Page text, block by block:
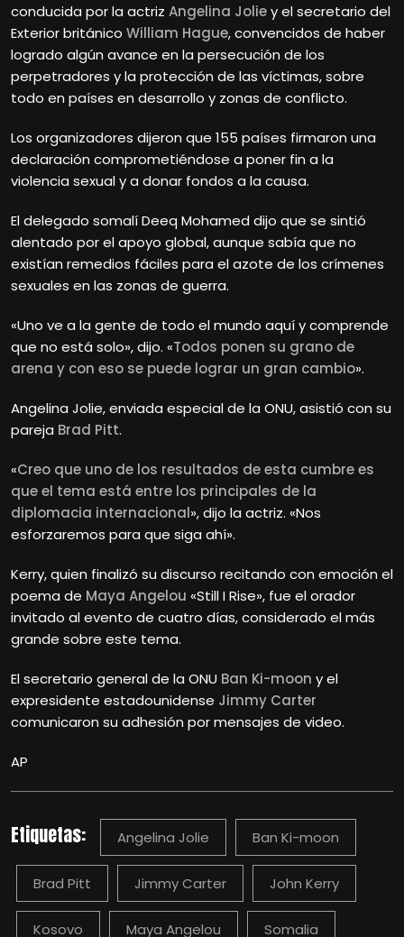
conducida por la actriz Angelina Joliey el secretario del
Exterior británico William Hague, convencidos de haber
logrado algún avance en la persecución de los
perpetradores y la protección de las víctimas, sobre
todo en países en desarrollo y zonas de conflicto.
Los organizadores dijeron que 155 países firmaron una
declaración comprometiéndose a poner fin a la
violencia sexual y a donar fondos a la causa.
El delegado somalí Deeq Mohamed dijo que se sintió
alentado por el apoyo global, aunque sabía que no
existían remedios fáciles para el azote de los crímenes
sexuales en las zonas de guerra.
«Uno ve a la gente de todo el mundo aquí y comprende
que no está solo», dijo. «Todos ponen su grano de
arena y con eso se puede lograr un gran cambio».
Angelina Jolie, enviada especial de la ONU, asistió con su
pareja Brad Pitt.
«Creo que uno de los resultados de esta cumbre es
que el tema está entre los principales de la
diplomacia internacional», dijo la actriz. «Nos
esforzaremos para que siga ahí».
Kerry, quien finalizó su discurso recitando con emoción el
poema de Maya Angelou «Still I Rise», fue el orador
invitado al evento de cuatro días, considerado el más
grande sobre este tema.
El secretario general de la ONU Ban Ki-moon y el
expresidente estadounidense Jimmy Carter
comunicaron su adhesión por mensajes de video.
AP
Etiquetas: Angelina Jolie Ban Ki-moon
Brad Pitt Jimmy Carter John Kerry
Kosovo Maya Angelou Somalia